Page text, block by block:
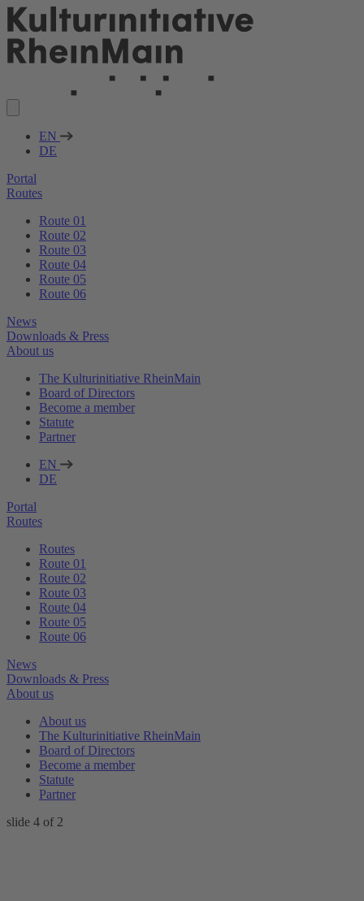
EN
DE
Portal
Routes
Route 01
Route 02
Route 03
Route 04
Route 05
Route 06
News
Downloads & Press
About us
The Kulturinitiative RheinMain
Board of Directors
Become a member
Statute
Partner
EN
DE
Portal
Routes
Routes
Route 01
Route 02
Route 03
Route 04
Route 05
Route 06
News
Downloads & Press
About us
About us
The Kulturinitiative RheinMain
Board of Directors
Become a member
Statute
Partner
slide 4 of 2